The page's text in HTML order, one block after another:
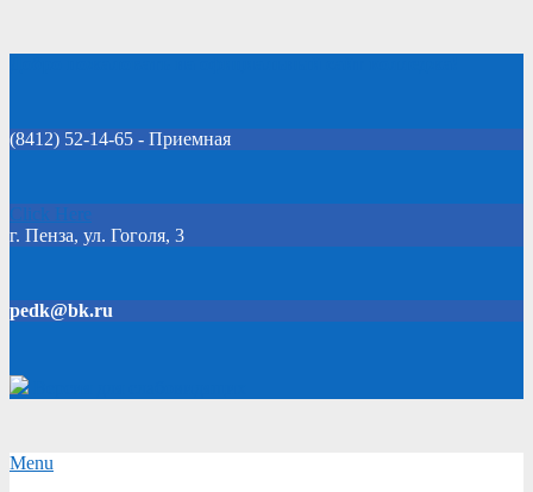
(8412) 52-14-65 - Приемная
Click Here
г. Пенза, ул. Гоголя, 3
pedk@bk.ru
Secondary
Menu